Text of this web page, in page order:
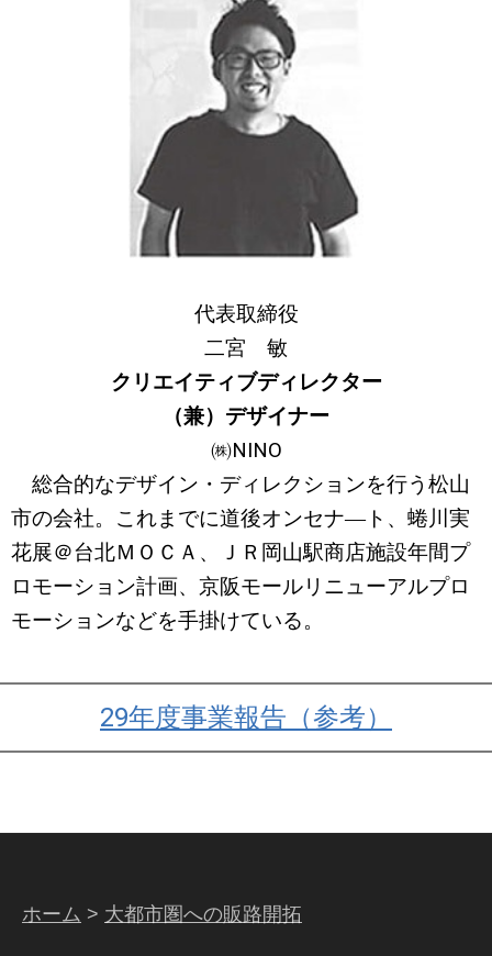
代表取締役
二宮 敏
クリエイティブディレクター
（兼）デザイナー
㈱NINO
総合的なデザイン・ディレクションを行う松山
市の会社。これまでに道後オンセナ―ト、蜷川実
花展＠台北ＭＯＣＡ、ＪＲ岡山駅商店施設年間プ
ロモーション計画、京阪モールリニューアルプロ
モーションなどを手掛けている。
29年度事業報告（参考）
ホーム > 大都市圏への販路開拓